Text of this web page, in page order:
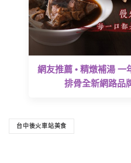
網友推薦 • 精燉補湯 一
排骨全新網路品
台中後火車站美食